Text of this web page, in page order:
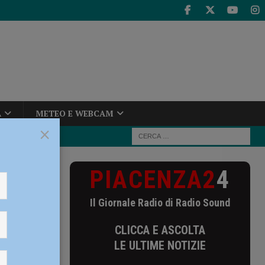
METEO E WEBCAM
dintorni fino
fino
PIACENZA24
Il Giornale Radio di Radio Sound
CLICCA E ASCOLTA
LE ULTIME NOTIZIE
×